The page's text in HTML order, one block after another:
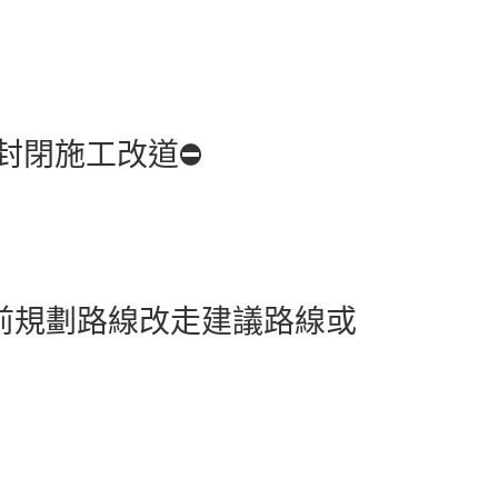
閉施工改道⛔
劃路線改走建議路線或